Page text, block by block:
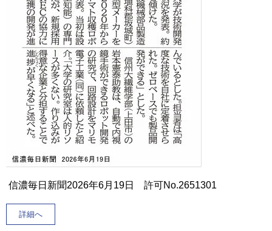
信濃毎日新聞2026年6月19日 許可No.2651301
詳細へ